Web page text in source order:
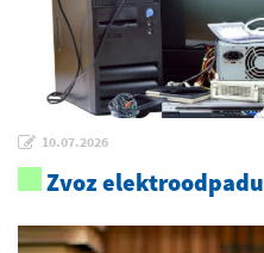
10.07.2026
Zvoz elektroodpadu